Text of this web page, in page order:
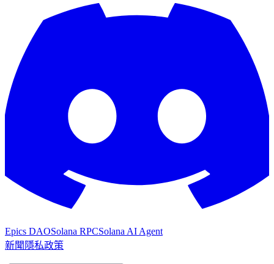
Epics DAOSolana RPCSolana AI Agent
新聞 隱私政策